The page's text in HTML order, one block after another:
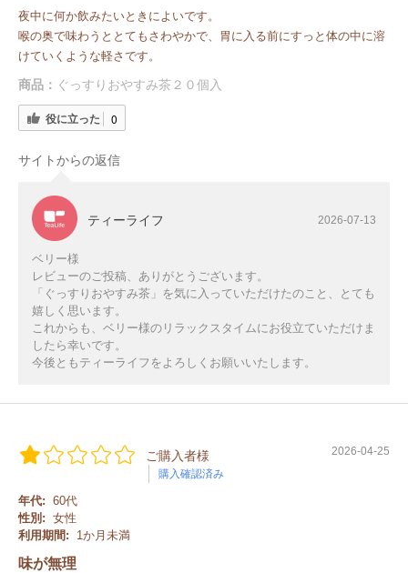
夜中に何か飲みたいときによいです。
喉の奥で味わうととてもさわやかで、胃に入る前にすっと体の中に溶
けていくような軽さです。
商品： ぐっすりおやすみ茶２０個入
役に立った 0
サイトからの返信
ティーライフ 2026-07-13
ベリー様
レビューのご投稿、ありがとうございます。
「ぐっすりおやすみ茶」を気に入っていただけたのこと、とても
嬉しく思います。
これからも、ベリー様のリラックスタイムにお役立ていただけま
したら幸いです。
今後ともティーライフをよろしくお願いいたします。
ご購入者様
購入確認済み
2026-04-25
年代: 60代
性別: 女性
利用期間:
1か月未満
味が無理